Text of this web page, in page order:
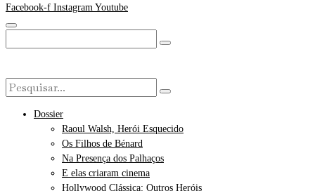
Facebook-f Instagram Youtube
Dossier
Raoul Walsh, Herói Esquecido
Os Filhos de Bénard
Na Presença dos Palhaços
E elas criaram cinema
Hollywood Clássica: Outros Heróis